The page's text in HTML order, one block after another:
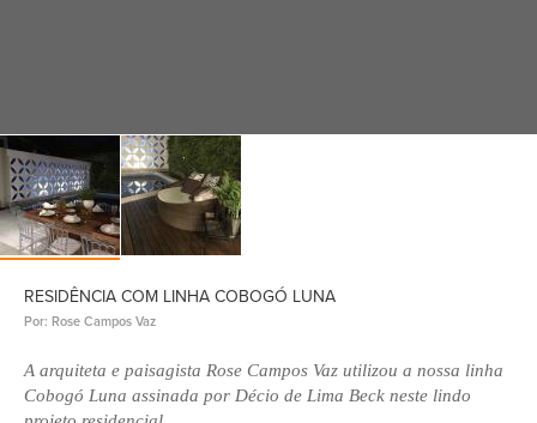
RESIDÊNCIA COM LINHA COBOGÓ LUNA
Por: Rose Campos Vaz
A arquiteta e paisagista Rose Campos Vaz utilizou a nossa linha
Cobogó Luna assinada por Décio de Lima Beck neste lindo